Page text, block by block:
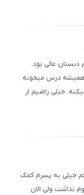
دبستان عالی بود.
همیشه درس میخونه
خیلی راضیم از
خیلی به پسرم کمک
نداشت ولی الان